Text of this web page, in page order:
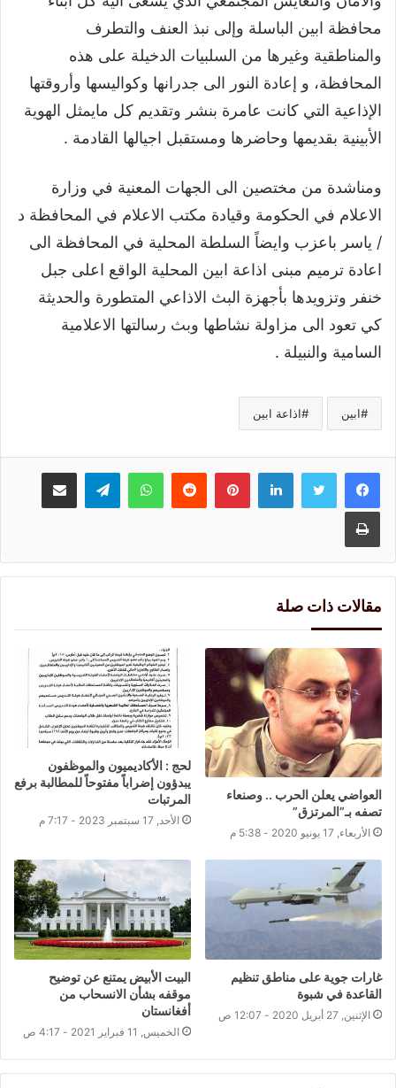
محافظة ابين الباسلة وإلى نبذ العنف والتطرف
والمناطقية وغيرها من السلبيات الدخيلة على هذه
المحافظة، و إعادة النور الى جدرانها وكواليسها وأروقتها
الإذاعية التي كانت عامرة بنشر وتقديم كل مايمثل الهوية
الأبينية بقديمها وحاضرها ومستقبل اجيالها القادمة .
ومناشدة من مختصين الى الجهات المعنية في وزارة
الاعلام في الحكومة وقيادة مكتب الاعلام في المحافظة د
/ ياسر باعزب وايضاً السلطة المحلية في المحافظة الى
اعادة ترميم مبنى اذاعة ابين المحلية الواقع اعلى جبل
خنفر وتزويدها بأجهزة البث الاذاعي المتطورة والحديثة
كي تعود الى مزاولة نشاطها وبث رسالتها الاعلامية
السامية والنبيلة .
ابين اذاعة ابين
لينكدإنبينتيريست واتسابتيلقرام مشاركة عبر البريد
طباعة
مقالات ذات صلة
العواضي يعلن الحرب .. وصنعاء
تصفه بـ”المرتزق”
الأربعاء, 17 يونيو 2020 - 5:38 م
لحج : الأكاديميون والموظفون
يبدؤون إضراباً مفتوحاً للمطالبة برفع
المرتبات
الأحد, 17 سبتمبر 2023 - 7:17 م
غارات جوية على مناطق تنظيم
القاعدة في شبوة
الإثنين, 27 أبريل 2020 - 12:07 ص
البيت الأبيض يمتنع عن توضيح
موقفه بشأن الانسحاب من
أفغانستان
الخميس, 11 فبراير 2021 - 4:17 ص